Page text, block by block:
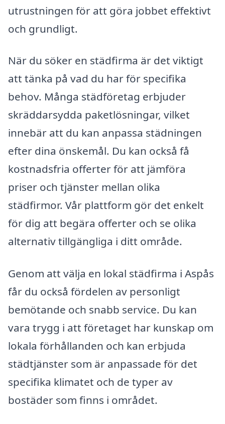
utrustningen för att göra jobbet effektivt
och grundligt.
När du söker en städfirma är det viktigt
att tänka på vad du har för specifika
behov. Många städföretag erbjuder
skräddarsydda paketlösningar, vilket
innebär att du kan anpassa städningen
efter dina önskemål. Du kan också få
kostnadsfria offerter för att jämföra
priser och tjänster mellan olika
städfirmor. Vår plattform gör det enkelt
för dig att begära offerter och se olika
alternativ tillgängliga i ditt område.
Genom att välja en lokal städfirma i Aspås
får du också fördelen av personligt
bemötande och snabb service. Du kan
vara trygg i att företaget har kunskap om
lokala förhållanden och kan erbjuda
städtjänster som är anpassade för det
specifika klimatet och de typer av
bostäder som finns i området.